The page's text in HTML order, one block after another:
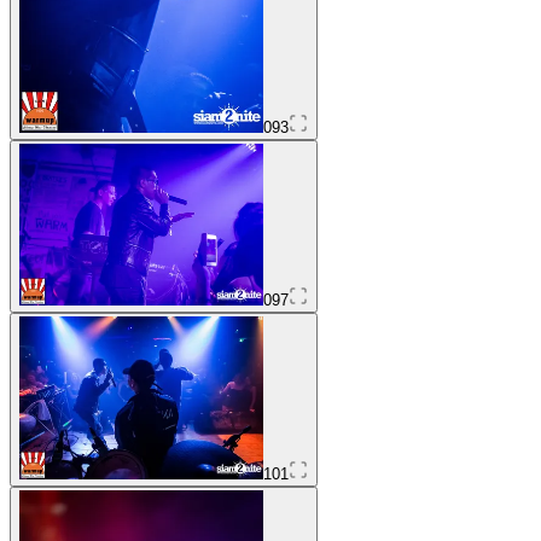
093
097
101